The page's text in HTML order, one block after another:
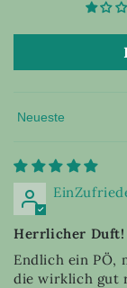
Sort by
Herrlicher Duft!
Endlich ein PÖ,
die wirklich gut